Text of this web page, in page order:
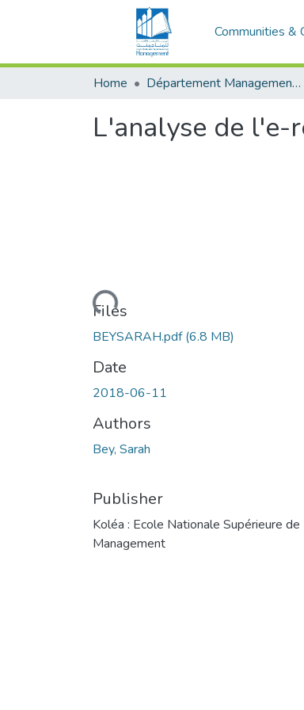
Communities &
Home Département Management Des Organisations
L'analyse de l'e-
Loading...
Files
BEYSARAH.pdf(6.8 MB)
Date
2018-06-11
Authors
Bey, Sarah
Publisher
Koléa : Ecole Nationale Supérieure de
Management